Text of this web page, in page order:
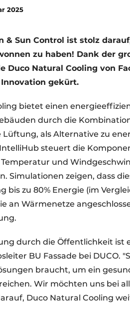
registrieren
2025
& Sun Control ist stolz
zu haben! Dank der
Duco Natural Cooling von
gekürt.
bietet einen
durch die
als Alternative zu
steuert die
und
Simulationen zeigen, dass
bis zu 80% Energie (im
an Wärmenetze
durch die Öffentlichkeit ist
BU Fassade bei DUCO.
braucht, um ein
Wir möchten uns bei
Duco Natural Cooling